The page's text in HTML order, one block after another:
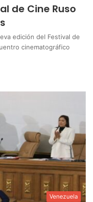
de Cine Ruso
edición del Festival de
cinematográfico
Venezuela